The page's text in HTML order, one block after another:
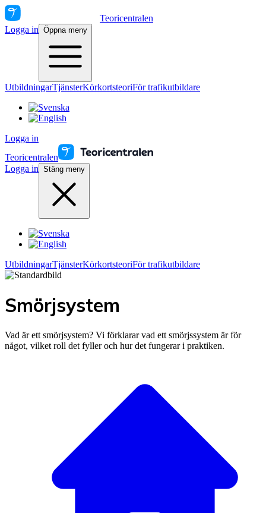
Teoricentralen
Logga in Öppna meny
UtbildningarTjänsterKörkortsteoriFör trafikutbildare
Logga in
Teoricentralen
Logga in Stäng meny
UtbildningarTjänsterKörkortsteoriFör trafikutbildare
Smörjsystem
Vad är ett smörjsystem? Vi förklarar vad ett smörjssystem är för
något, vilket roll det fyller och hur det fungerar i praktiken.